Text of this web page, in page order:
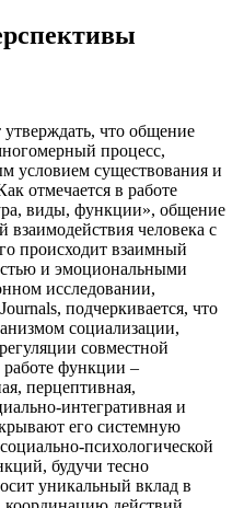
что общение
процесс,
условием существования и
отмечается в работе
виды, функции», общение
взаимодействия человека с
происходит взаимный
и эмоциональными
исследовании,
подчеркивается, что
социализации,
совместной
работе функции –
перцептивная,
интегративная и
его системную
психологической
будучи тесно
уникальный вклад в